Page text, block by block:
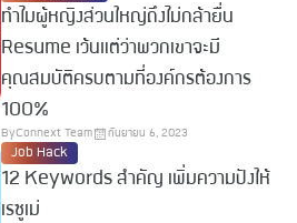
ทำไมผู้หญิงส่วนใหญ่ถึงไม่กล้ายื่น
Resume เว้นแต่ว่าพวกเขาจะมี
คุณสมบัติครบตามที่องค์กรต้องการ
100%
ByConnext Team กันยายน 6, 2023
Job Hack
12 Keywords สำคัญ เพิ่มความปังให้
เรซูเม่